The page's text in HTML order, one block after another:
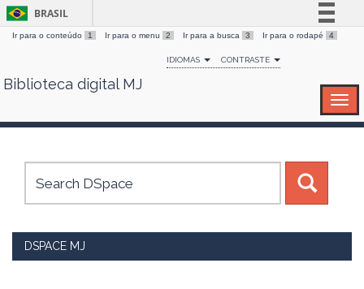
Skip
BRASIL
Simplifique!
Comunica BR
Canais
Ir para o conteúdo 1 Ir para o menu 2 Ir para a busca 3 Ir para o rodapé 4
IDIOMAS CONTRASTE
Biblioteca digital MJ
DSPACE MJ